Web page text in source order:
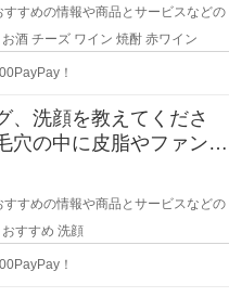
すすめの情報や商品とサービスなどの
お酒 チーズ ワイン 焼酎 赤ワイン
！
、洗顔を教えてくださ
穴の中に皮脂やファンデ
。
すすめの情報や商品とサービスなどの
おすすめ 洗顔
！